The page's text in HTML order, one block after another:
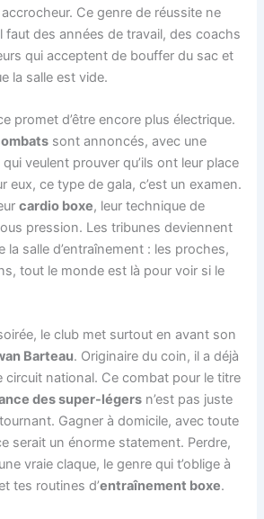
Ce genre de réussite ne
faut des années de travail, des coachs
qui acceptent de bouffer du sac et
la salle est vide.
promet d’être encore plus électrique.
sont annoncés, avec une
qui veulent prouver qu’ils ont leur place
eux, ce type de gala, c’est un examen.
cardio boxe, leur technique de
pression. Les tribunes deviennent
la salle d’entraînement : les proches,
tout le monde est là pour voir si le
le club met surtout en avant son
Barteau. Originaire du coin, il a déjà
circuit national. Ce combat pour le titre
des super-légers n’est pas juste
Gagner à domicile, avec toute
serait un énorme statement. Perdre,
vraie claque, le genre qui t’oblige à
tes routines d’entraînement boxe.